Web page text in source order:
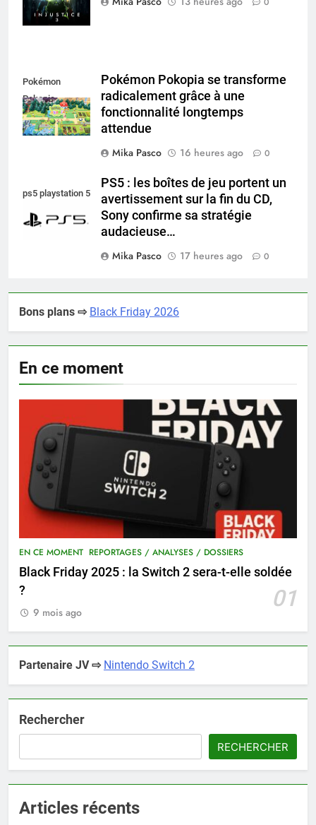
Pokémon
Pokopia
Pokémon Pokopia se transforme
radicalement grâce à une
fonctionnalité longtemps
attendue
Mika Pasco
16 heures ago 0
ps5 playstation 5
PS5 : les boîtes de jeu portent un
avertissement sur la fin du CD,
Sony confirme sa stratégie
audacieuse…
Mika Pasco
17 heures ago 0
Bons plans ⇨ Black Friday 2026
En ce moment
EN CE MOMENT REPORTAGES / ANALYSES / DOSSIERS
Black Friday 2025 : la Switch 2 sera-t-elle soldée
?
01
9 mois ago
Partenaire JV ⇨ Nintendo Switch 2
Rechercher
RECHERCHER
Articles récents